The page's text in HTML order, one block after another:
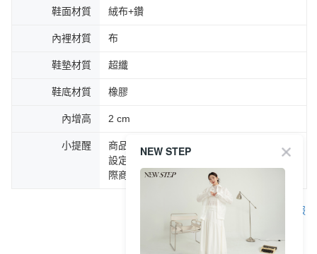
鞋面材質 絨布+鑽
內裡材質 布
鞋墊材質 超纖
鞋底材質 橡膠
內增高 2 cm
小提醒
商品圖片顏色會因拍攝燈光環境或個人螢幕
設定不同，而造成部份色差現象，顏色以實
際商品為主。
客服
NEW STEP